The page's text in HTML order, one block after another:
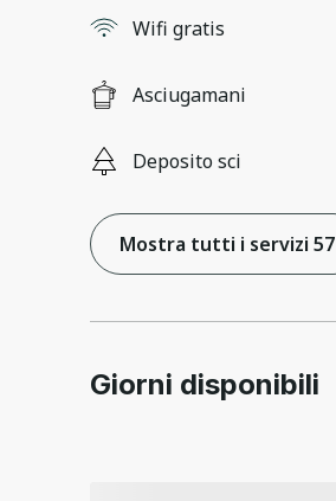
Wifi gratis
Asciugamani
Deposito sci
Mostra tutti i servizi 57
Giorni disponibili